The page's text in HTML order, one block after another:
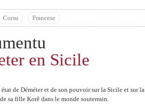
Corsu Francese
en Sicile
de Déméter et de son pouvoir sur la Sicile et sur
sa fille Korê dans le monde souterrain.